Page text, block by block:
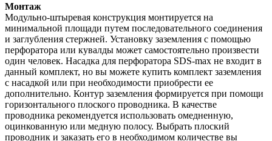
Монтаж
Модульно-штыревая конструкция монтируется на
минимальной площади путем последовательного соединения
и заглубления стержней. Установку заземления с помощью
перфоратора или кувалды может самостоятельно произвести
один человек. Насадка для перфоратора SDS-max не входит в
данный комплект, но вы можете купить комплект заземления
с насадкой или при необходимости приобрести ее
дополнительно. Контур заземления формируется при помощи
горизонтального плоского проводника. В качестве
проводника рекомендуется использовать омедненную,
оцинкованную или медную полосу. Выбрать плоский
проводник и заказать его в необходимом количестве вы